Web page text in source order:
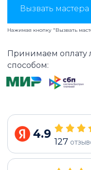
Вызвать мастера
Нажимая кнопку "Вызвать
Принимаем
способом:
4.9
127